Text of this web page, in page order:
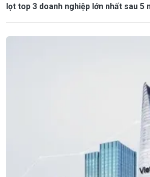
lọt top 3 doanh nghiệp lớn nhất sau 5